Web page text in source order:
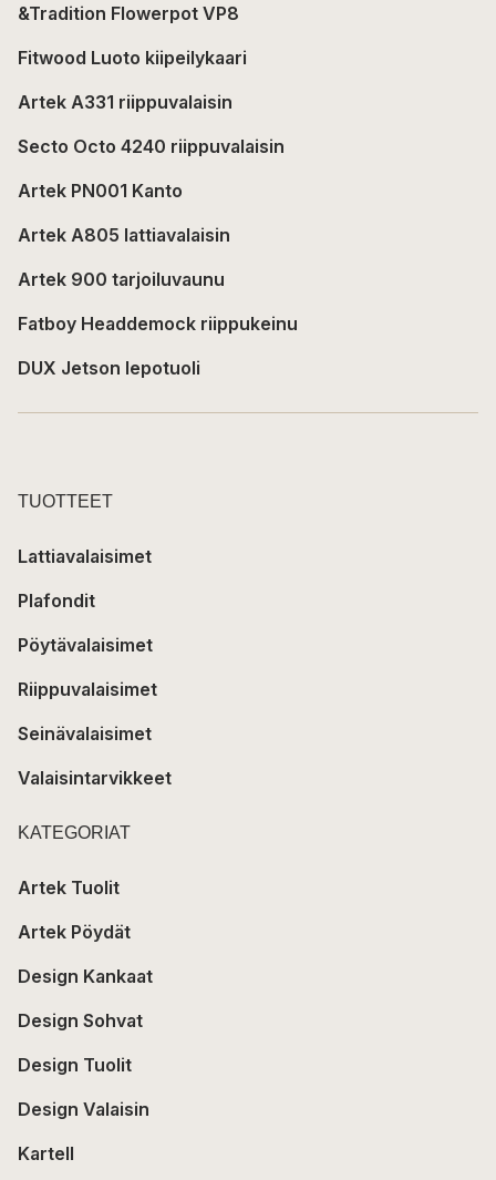
&Tradition Flowerpot VP8
Fitwood Luoto kiipeilykaari
Artek A331 riippuvalaisin
Secto Octo 4240 riippuvalaisin
Artek PN001 Kanto
Artek A805 lattiavalaisin
Artek 900 tarjoiluvaunu
Fatboy Headdemock riippukeinu
DUX Jetson lepotuoli
TUOTTEET
Lattiavalaisimet
Plafondit
Pöytävalaisimet
Riippuvalaisimet
Seinävalaisimet
Valaisintarvikkeet
KATEGORIAT
Artek Tuolit
Artek Pöydät
Design Kankaat
Design Sohvat
Design Tuolit
Design Valaisin
Kartell